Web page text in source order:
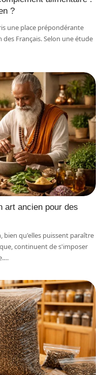
?
une place prépondérante
Français. Selon une étude
art ancien pour des
bien qu'elles puissent paraître
continuent de s'imposer
…